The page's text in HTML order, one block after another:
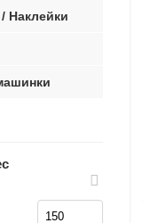
Наклейки